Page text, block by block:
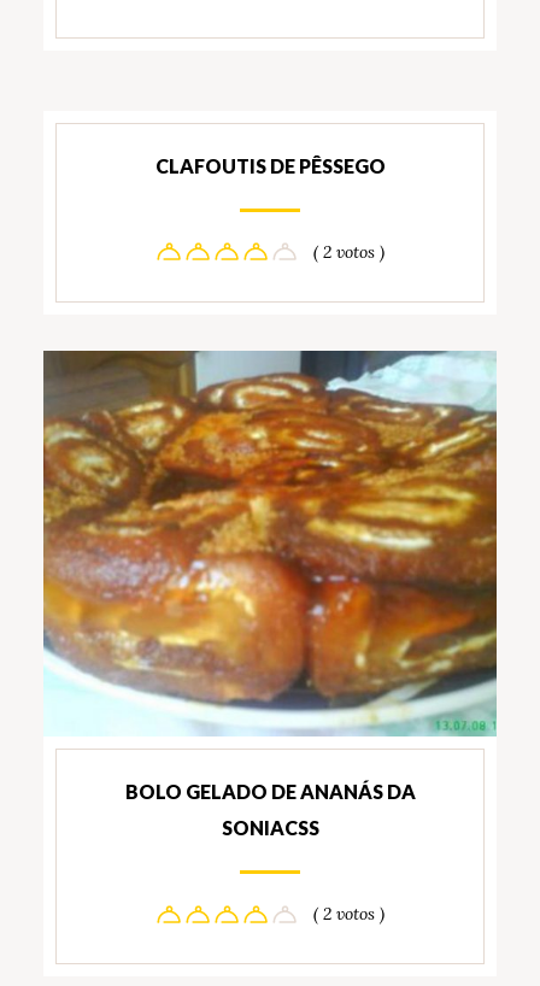
CLAFOUTIS DE PÊSSEGO
( 2 votos )
BOLO GELADO DE ANANÁS DA
SONIACSS
( 2 votos )